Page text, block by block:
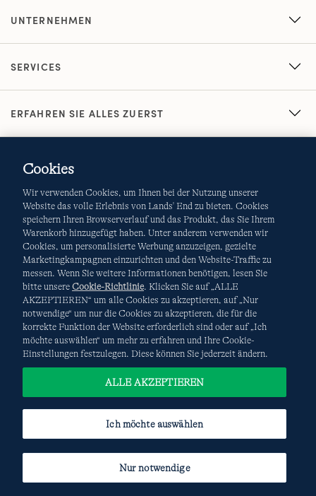
UNTERNEHMEN
SERVICES
ERFAHREN SIE ALLES ZUERST
AGB Datenschutz & Sicherheit
Cookies-Ich möchte auswählen Site Map
Internationale Websites
Diese Website ist durch reCAPTCHA geschützt. Es gelten die
DatenschutzerklärungundNutzungsbedingungen
Google.
Cookies
Wir verwenden Cookies, um Ihnen bei der Nutzung unserer
Website das volle Erlebnis von Lands' End zu bieten. Cookies
speichern Ihren Browserverlauf und das Produkt, das Sie Ihrem
Warenkorb hinzugefügt haben. Unter anderem verwenden wir
Cookies, um personalisierte Werbung anzuzeigen, gezielte
Marketingkampagnen einzurichten und den Website-Traffic zu
messen. Wenn Sie weitere Informationen benötigen, lesen Sie
bitte unsere Cookie-Richtlinie. Klicken Sie auf „ALLE
AKZEPTIEREN“ um alle Cookies zu akzeptieren, auf „Nur
notwendige“ um nur die Cookies zu akzeptieren, die für die
korrekte Funktion der Website erforderlich sind oder auf „Ich
möchte auswählen“ um mehr zu erfahren und Ihre Cookie-
Einstellungen festzulegen. Diese können Sie jederzeit ändern.
Ich möchte auswählen
Nur notwendige
ALLE AKZEPTIEREN